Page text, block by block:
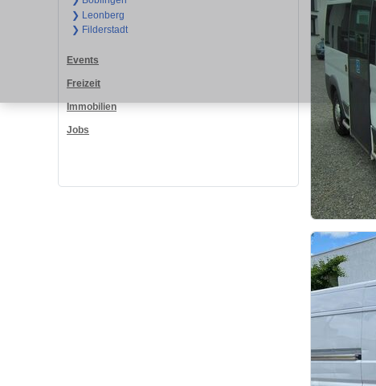
❯ Leonberg
❯ Filderstadt
Events
Freizeit
Immobilien
Jobs